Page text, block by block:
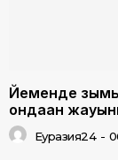
Йеменде
ондаған
Еуразия24 -